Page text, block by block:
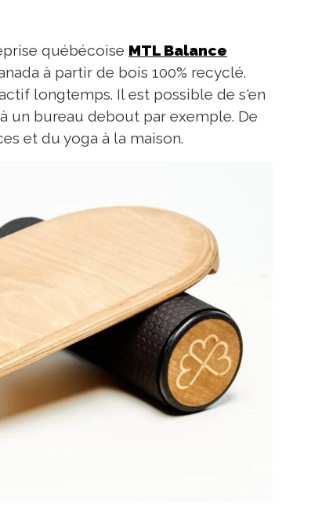
québécoise MTL Balance
à partir de bois 100% recyclé.
longtemps. Il est possible de s'en
un bureau debout par exemple. De
et du yoga à la maison.